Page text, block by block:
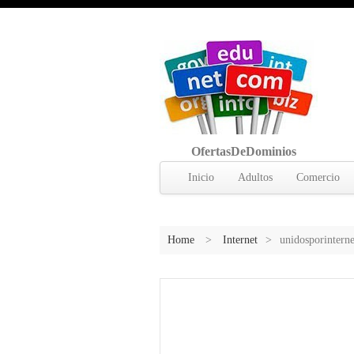
OfertasDeDominios
Inicio Adultos Comercio
Home > Internet >